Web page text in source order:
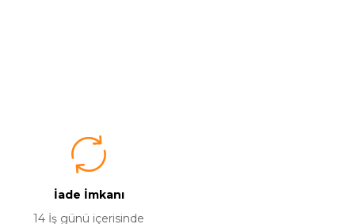
İade İmkanı
14 İş günü içerisinde